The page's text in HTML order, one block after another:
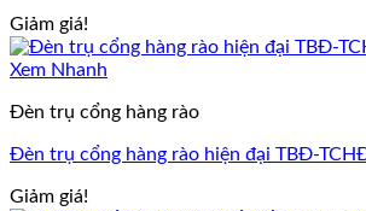
Giảm giá!
Xem Nhanh
Đèn trụ cổng hàng rào
Đèn trụ cổng hàng rào hiện đại TBĐ-
Giảm giá!